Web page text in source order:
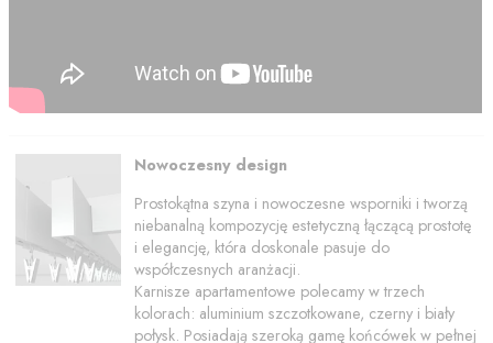
Nowoczesny design
Prostokątna szyna i nowoczesne wsporniki i tworzą
niebanalną kompozycję estetyczną łączącą prostotę
i elegancję, która doskonale pasuje do
współczesnych aranżacji.
Karnisze apartamentowe polecamy w trzech
kolorach: aluminium szczotkowane, czerny i biały
połysk. Posiadają szeroką gamę końcówek w pełnej